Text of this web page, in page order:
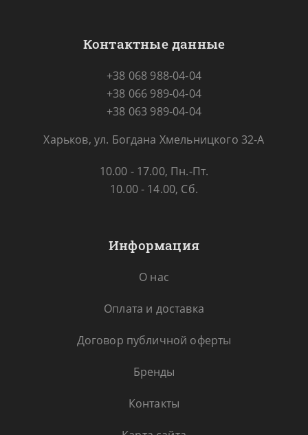
Контактные данные
+38 068 988-04-04
+38 066 989-04-04
+38 063 989-04-04
Харьков, ул. Богдана Хмельницкого 32-А
10.00 - 17.00, Пн.-Пт.
10.00 - 14.00, Сб.
Информация
О нас
Оплата и доставка
Договор публичной оферты
Бренды
Контакты